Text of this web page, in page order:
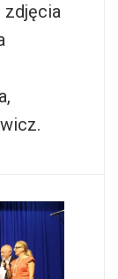
zdjęcia